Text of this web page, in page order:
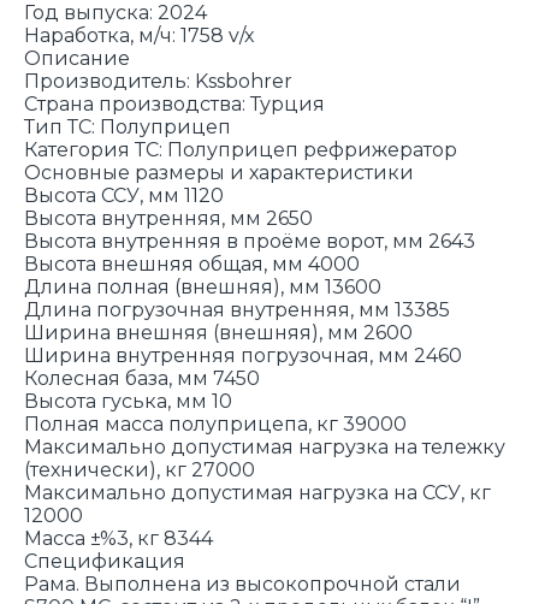
Год выпуска: 2024
Наработка, м/ч: 1758 v/x
Описание
Производитель: Kssbohrer
Страна производства: Турция
Тип ТС: Полуприцеп
Категория ТС: Полуприцеп рефрижератор
Основные размеры и характеристики
Высота ССУ, мм 1120
Высота внутренняя, мм 2650
Высота внутренняя в проёме ворот, мм 2643
Высота внешняя общая, мм 4000
Длина полная (внешняя), мм 13600
Длина погрузочная внутренняя, мм 13385
Ширина внешняя (внешняя), мм 2600
Ширина внутренняя погрузочная, мм 2460
Колесная база, мм 7450
Высота гуська, мм 10
Полная масса полуприцепа, кг 39000
Максимально допустимая нагрузка на тележку
(технически), кг 27000
Максимально допустимая нагрузка на ССУ, кг
12000
Масса ±%3, кг 8344
Спецификация
Рама. Выполнена из высокопрочной стали